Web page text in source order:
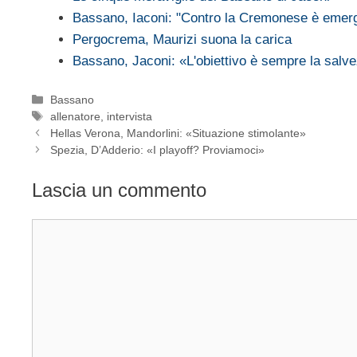
Bassano, Iaconi: "Contro la Cremonese è
Pergocrema, Maurizi suona la carica
Bassano, Jaconi: «L'obiettivo è sempre la
Categorie
Bassano
Tag
allenatore
intervista
Hellas Verona, Mandorlini: «Situazione stimolante»
Spezia, D’Adderio: «I playoff? Proviamoci»
Lascia un commento